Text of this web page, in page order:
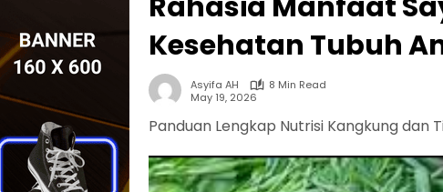
Kesehatan Tubuh
Asyifa AH
8 Min Read
May 19, 2026
Panduan Lengkap Nutrisi Kangkung dan